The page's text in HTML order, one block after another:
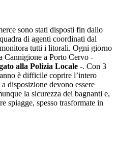
sono stati disposti fin dallo
di agenti coordinati dal
tutti i litorali. Ogni giorno
Cannigione a Porto Cervo -
alla Polizia Locale -. Con 3
è difficile coprire l’intero
disposizione devono essere
la sicurezza dei bagnanti e,
spiagge, spesso trasformate in